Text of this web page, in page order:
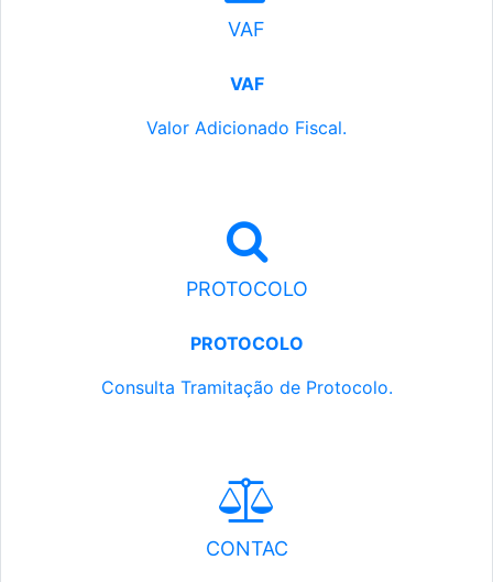
VAF
VAF
Valor Adicionado Fiscal.
PROTOCOLO
PROTOCOLO
Consulta Tramitação de Protocolo.
CONTAC